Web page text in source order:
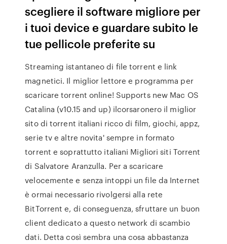
scegliere il software migliore per
i tuoi device e guardare subito le
tue pellicole preferite su
Streaming istantaneo di file torrent e link
magnetici. Il miglior lettore e programma per
scaricare torrent online! Supports new Mac OS
Catalina (v10.15 and up) ilcorsaronero il miglior
sito di torrent italiani ricco di film, giochi, appz,
serie tv e altre novita' sempre in formato
torrent e soprattutto italiani Migliori siti Torrent
di Salvatore Aranzulla. Per a scaricare
velocemente e senza intoppi un file da Internet
è ormai necessario rivolgersi alla rete
BitTorrent e, di conseguenza, sfruttare un buon
client dedicato a questo network di scambio
dati. Detta così sembra una cosa abbastanza